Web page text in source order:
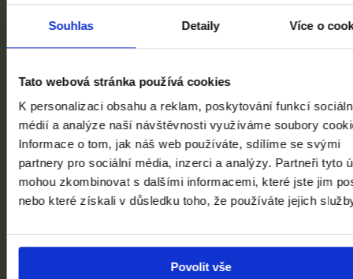
Souhlas Detaily Více o
Tato webová stránka používá cookies
K personalizaci obsahu a reklam, poskytování funkcí
médií a analýze naší návštěvnosti využíváme soubory
Informace o tom, jak náš web používáte, sdílíme se svými
partnery pro sociální média, inzerci a analýzy. Partneři tyto
mohou zkombinovat s dalšími informacemi, které jste jim
nebo které získali v důsledku toho, že používáte jejich
Povolit vše
Cena: zdarma /Doba trvání: cca 90 min. /Místo
setkání: Malá dvorana Veletržního paláce /
Rezervace
Facebook
Instagram
YouTubePAGES.INDEX.SUBSCRIBE-LINK
Staňte se členem Klubu přátel NGP a